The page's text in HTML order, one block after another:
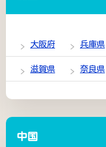
大阪府 兵庫県
滋賀県 奈良県
中国